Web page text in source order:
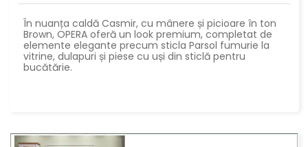
În nuanța caldă Casmir, cu mânere și picioare în ton
Brown, OPERA oferă un look premium, completat de
elemente elegante precum sticla Parsol fumurie la
vitrine, dulapuri și piese cu uși din sticlă pentru
bucătărie.